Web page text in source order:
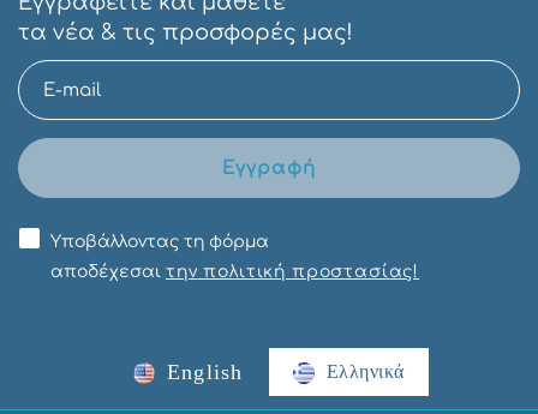
τα νέα & τις προσφορές μας!
Εγγραφή
Υποβάλλοντας τη φόρμα
αποδέχεσαι την πολιτική προστασίας!
English Ελληνικά